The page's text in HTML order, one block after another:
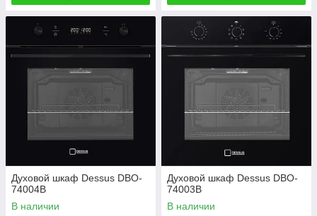
Духовой шкаф Dessus DBO-
74004B
В наличии
Духовой шкаф Dessus DBO-
74003B
В наличии